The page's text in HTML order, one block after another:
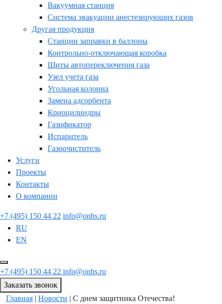
Вакуумная станция
Система эвакуации анестезирующих газов
Другая продукция
Станции заправки в баллоны
Контрольно-отключающая коробка
Щиты автопереключения газа
Узел учета газа
Угольная колонна
Замена адсорбента
Криоцилиндры
Газификатор
Испаритель
Газоочиститель
Услуги
Проекты
Контакты
О компании
+7 (495) 150 44 22 info@onhs.ru
RU
EN
+7 (495) 150 44 22 info@onhs.ru
Заказать звонок
Главная | Новости | С днем защитника Отечества!